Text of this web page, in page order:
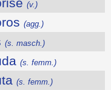
(v.)
(agg.)
(s. masch.)
(s. femm.)
(s. femm.)